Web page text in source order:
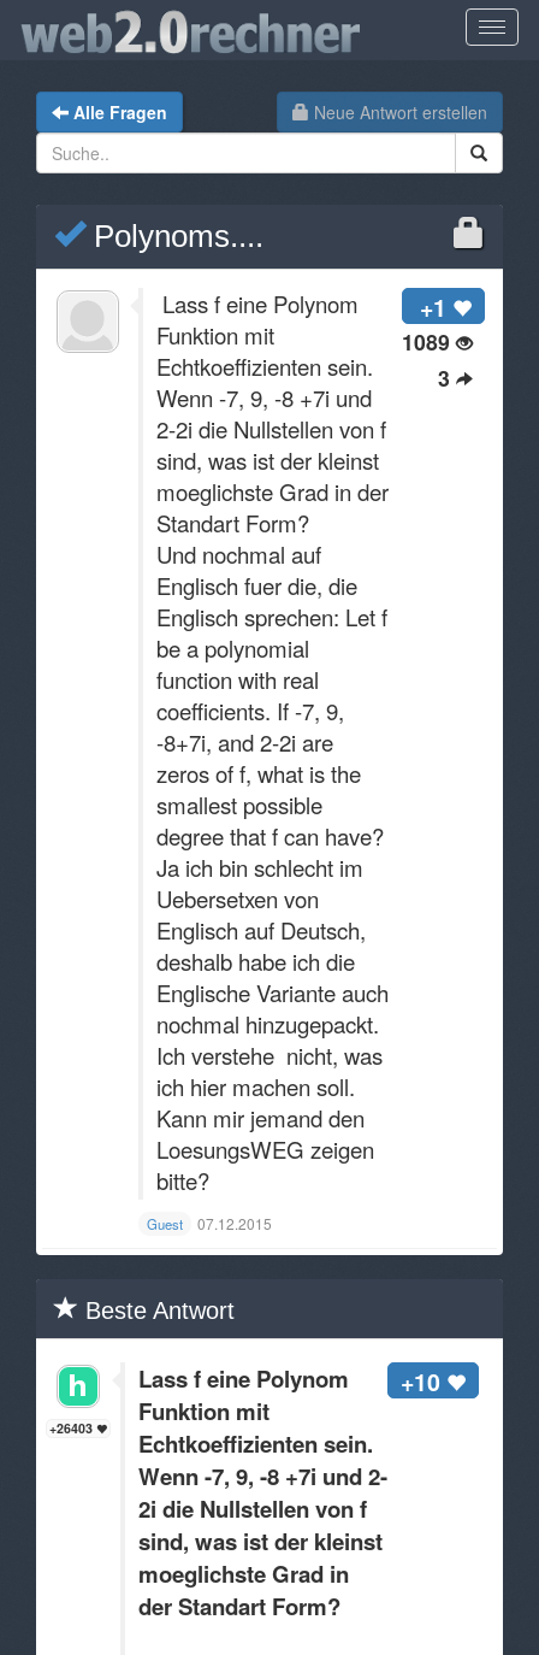
Neue Antwort erstellen
Alle Fragen
Polynoms....
+1
1089
3
Lass f eine Polynom
Funktion mit
Echtkoeffizienten sein.
Wenn -7, 9, -8 +7i und
2-2i die Nullstellen von f
sind, was ist der kleinst
moeglichste Grad in der
Standart Form?
Und nochmal auf
Englisch fuer die, die
Englisch sprechen: Let f
be a polynomial
function with real
coefficients. If -7, 9,
-8+7i, and 2-2i are
zeros of f, what is the
smallest possible
degree that f can have?
Ja ich bin schlecht im
Uebersetxen von
Englisch auf Deutsch,
deshalb habe ich die
Englische Variante auch
nochmal hinzugepackt.
Ich verstehe nicht, was
ich hier machen soll.
Kann mir jemand den
LoesungsWEG zeigen
bitte?
Guest 07.12.2015
Beste Antwort
+26403
+10
Lass f eine Polynom
Funktion mit
Echtkoeffizienten sein.
Wenn -7, 9, -8 +7i und 2-
2i die Nullstellen von f
sind, was ist der kleinst
moeglichste Grad in
der Standart Form?